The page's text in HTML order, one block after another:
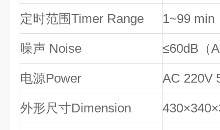
定时范围Timer Range 1~99 min
噪声 Noise ≤60dB（
电源Power AC 220V
外形尺寸Dimension